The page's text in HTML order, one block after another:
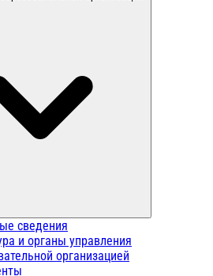
сведения
и органы управления
организацией